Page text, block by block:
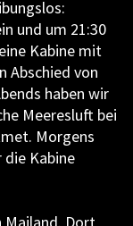
und um 21:30
Kabine mit
Abschied von
haben wir
Meeresluft bei
Morgens
Kabine
Mailand. Dort